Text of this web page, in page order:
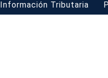
Información Tributaria